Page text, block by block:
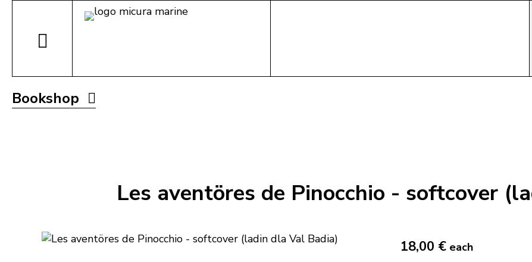
Bookshop
Les aventöres de Pinocchio - softcover
18,00 € each